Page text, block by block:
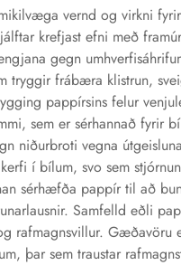
vernd og virkni
krefjast efni með
gegn
frábæra klistrun,
pappírsins felur
sem er sérhannað
niðurbroti vegna
í bílum, svo sem
sérhæfða pappír til að
Samfelld eðli
rafmagnsvillur.
þar sem traustar